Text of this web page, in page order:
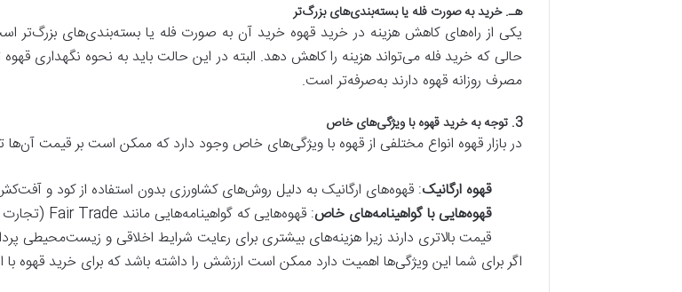
هـ.خرید به صورت فله یا بستهبندیهای بزرگتر
یکی از راه‌های کاهش هزینه در خرید قهوه خرید آن به صورت فله یا بسته‌بندی‌های بزرگ‌تر
حالی که خرید فله می‌تواند هزینه را کاهش دهد. البته در این حالت باید به نحوه نگهداری
مصرف روزانه قهوه دارند به‌صرفه‌تر است.
3. توجه به خرید قهوه با ویژگیهای خاص
در بازار قهوه انواع مختلفی از قهوه با ویژگی‌های خاص وجود دارد که ممکن است بر قیمت آن‌ها
قهوه ارگانیک: قهوه‌های ارگانیک به دلیل روش‌های کشاورزی بدون استفاده از کود و
قهوههایی با گواهینامههای خاص
قیمت بالاتری دارند زیرا هزینه‌های بیشتری برای رعایت شرایط اخلاقی و زیست‌محیطی
اگر برای شما این ویژگی‌ها اهمیت دارد ممکن است ارزشش را داشته باشد که برای خرید قهوه با